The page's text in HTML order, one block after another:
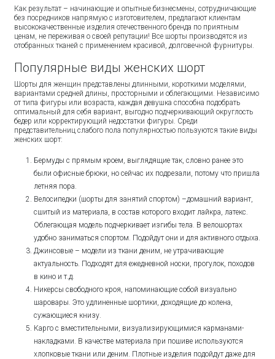
Как результат – начинающие и опытные бизнесмены, сотрудничающие
без посредников напрямую с изготовителем, предлагают клиентам
высококачественные изделия отечественного бренда по приятным
ценам, не переживая о своей репутации! Все шорты производятся из
отобранных тканей с применением красивой, долговечной фурнитуры.
Популярные виды женских шорт
Шорты для женщин представлены длинными, короткими моделями,
вариантами средней длины, просторными и облегающими. Независимо
от типа фигуры или возраста, каждая девушка способна подобрать
оптимальный для себя вариант, выгодно подчеркивающий округлость
бедер или корректирующий недостатки фигуры. Среди
представительниц слабого пола популярностью пользуются такие виды
женских шорт:
Бермуды с прямым кроем, выглядящие так, словно ранее это
были офисные брюки, но сейчас их подрезали, потому что пришла
летняя пора.
Велосипедки (шорты для занятий спортом) –домашний вариант,
сшитый из материала, в состав которого входит лайкра, латекс.
Облегающая модель подчеркивает изгибы тела. В велошортах
удобно заниматься спортом. Подойдут они и для активного отдыха.
Джинсовые – модели из ткани деним, не утрачивающие
актуальность. Подходят для ежедневной носки, прогулок, походов
в кино и т.д.
Никерсы свободного кроя, напоминающие собой визуально
шаровары. Это удлиненные шортики, доходящие до колена,
сужающиеся книзу.
Карго с вместительными, визуализирующимися карманами-
накладками. В качестве материала при пошиве используются
хлопковые ткани или деним. Плотные изделия подойдут даже для